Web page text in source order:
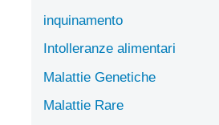
inquinamento
Intolleranze alimentari
Malattie Genetiche
Malattie Rare